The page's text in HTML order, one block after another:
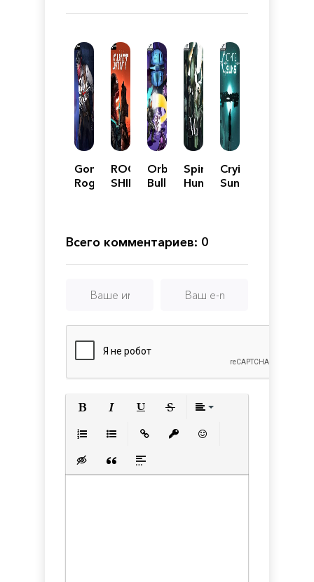
Gone
Rogue
ROGUE
SHIFT
Orbital
Bullet
Rogue-
lite
Spirit
Hunter:
Crying
Suns
Всего комментариев: 0
Вставка скрытого текста
Вставка цитаты
Вставка спойлера